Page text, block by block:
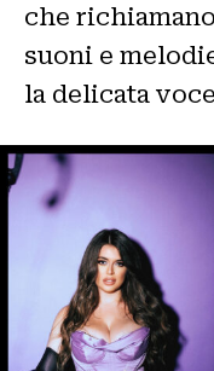
che
suoni e
la delicata